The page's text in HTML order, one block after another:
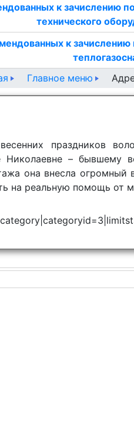
к зачислению
технического
к
Главное меню
праздников
Николаевне – бывшему
она внесла
на реальную помощь от